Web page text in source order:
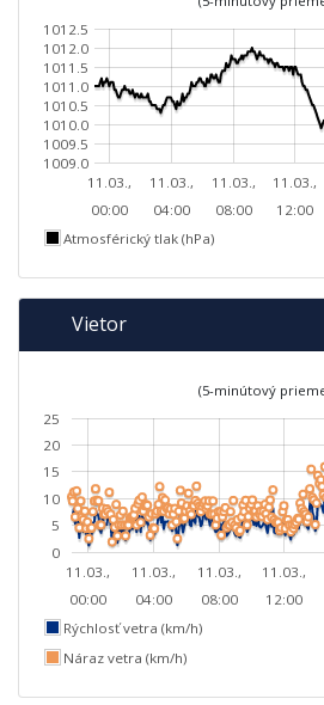
11.03.,
00:00
11.03.,
04:00
11.03.,
08:00
11.03.,
12:00
1009.0
1009.5
1010.0
1010.5
1011.0
1011.5
1012.0
1012.5
Atmosférický tlak (hPa)
Vietor
(5-minútový
11.03.,
00:00
11.03.,
04:00
11.03.,
08:00
11.03.,
12:00
0
5
10
15
20
25
Rýchlosť vetra (km/h)
Náraz vetra (km/h)